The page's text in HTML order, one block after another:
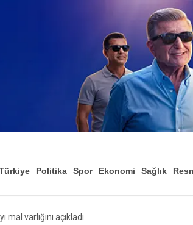
Politika Spor Ekonomi Sağlık
varlığını açıkladı